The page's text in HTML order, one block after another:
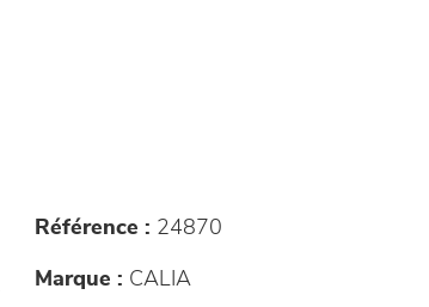
Référence : 24870
Marque : CALIA